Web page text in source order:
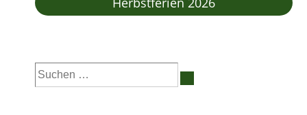
Suchen
nach: